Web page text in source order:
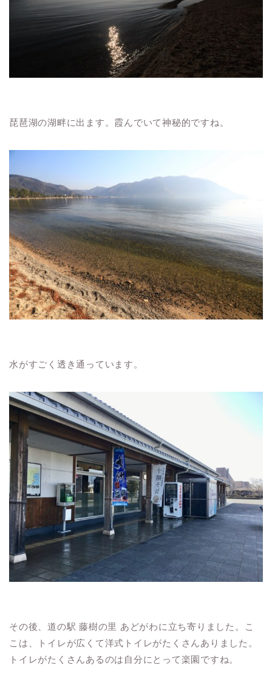
琵琶湖の湖畔に出ます。霞んでいて神秘的ですね。
水がすごく透き通っています。
その後、道の駅 藤樹の里 あどがわに立ち寄りました。こ
こは、トイレが広くて洋式トイレがたくさんありました。
トイレがたくさんあるのは自分にとって楽園ですね。